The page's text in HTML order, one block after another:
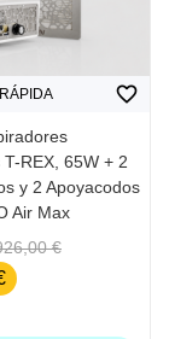
REX, 65W + 2
y 2 Apoyacodos
Air Max
€
favorite_border